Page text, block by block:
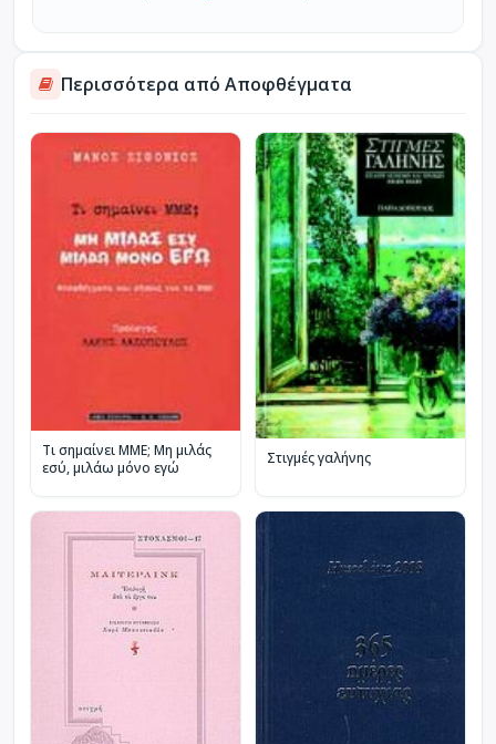
Περισσότερα από Αποφθέγματα
Τι σημαίνει ΜΜΕ; Μη μιλάς
εσύ, μιλάω μόνο εγώ
Στιγμές γαλήνης